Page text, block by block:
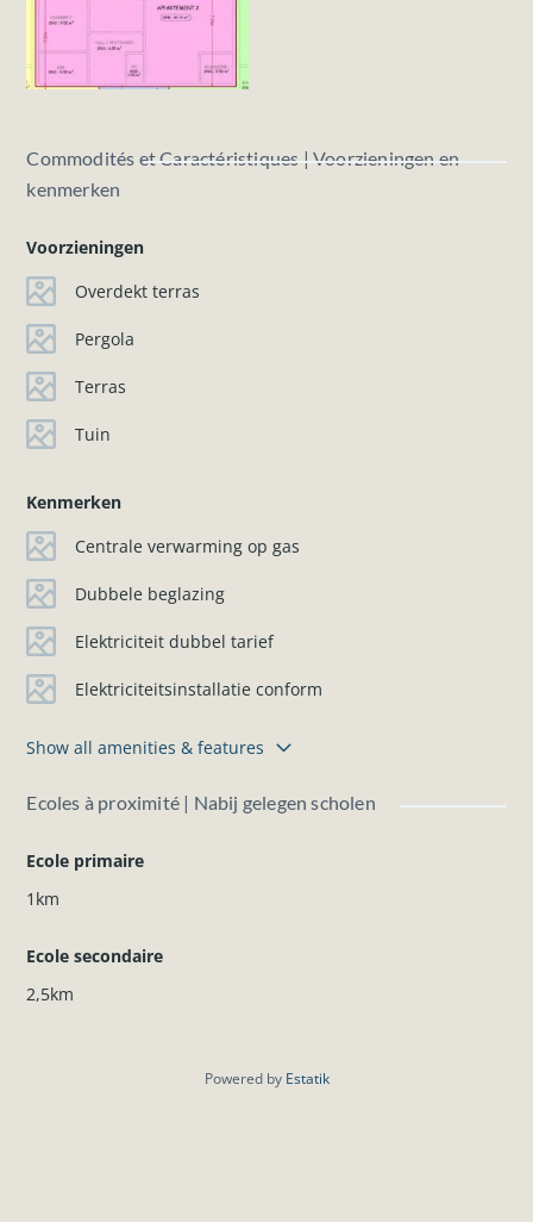
Commodités et Caractéristiques | Voorzieningen en
kenmerken
Voorzieningen
Overdekt terras
Pergola
Terras
Tuin
Kenmerken
Centrale verwarming op gas
Dubbele beglazing
Elektriciteit dubbel tarief
Elektriciteitsinstallatie conform
Show all amenities & features
Ecoles à proximité | Nabij gelegen scholen
Ecole primaire
1km
Ecole secondaire
2,5km
Powered by Estatik